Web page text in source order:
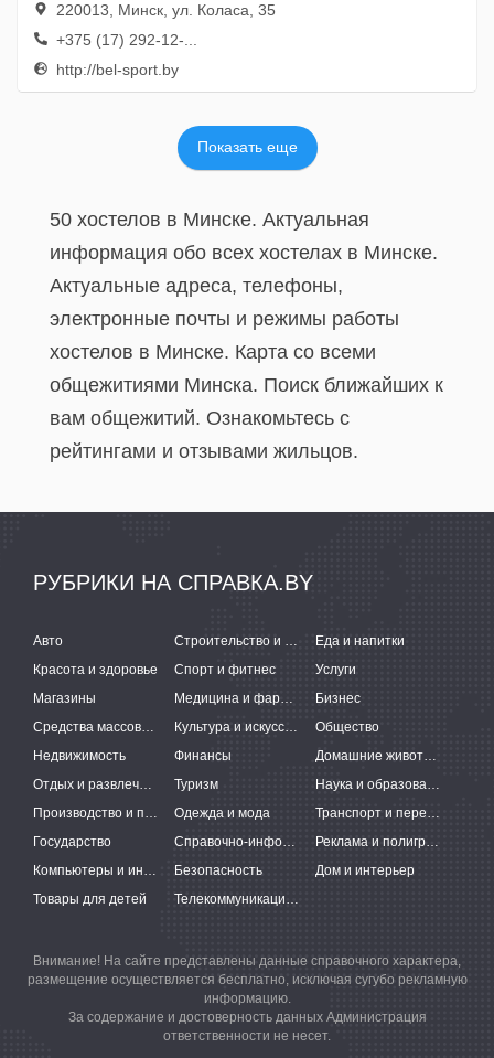
220013, Минск, ул. Коласа, 35
+375 (17) 292-12-...
http://bel-sport.by
Показать еще
50 хостелов в Минске. Актуальная
информация обо всех хостелах в Минске.
Актуальные адреса, телефоны,
электронные почты и режимы работы
хостелов в Минске. Карта со всеми
общежитиями Минска. Поиск ближайших к
вам общежитий. Ознакомьтесь с
рейтингами и отзывами жильцов.
РУБРИКИ НА СПРАВКА.BY
Авто Строительство и ремонт
Еда и напитки
Красота и здоровье
Спорт и фитнес
Услуги
Магазины
Медицина и фармацевтика
Бизнес
Средства массовой информации
Культура и искусство
Общество
Недвижимость
Финансы
Домашние животные
Отдых и развлечения
Туризм
Наука и образование
Производство и поставки
Одежда и мода
Транспорт и перевозки
Государство
Справочно-информационные системы
Реклама и полиграфия
Компьютеры и интернет
Безопасность
Дом и интерьер
Товары для детей
Телекоммуникации и связь
Внимание! На сайте представлены данные справочного характера,
размещение осуществляется бесплатно, исключая сугубо рекламную
информацию.
За содержание и достоверность данных Администрация
ответственности не несет.